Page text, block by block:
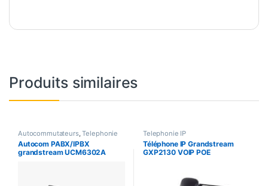
Produits similaires
Autocommutateurs,Telephonie
IP
Autocom PABX/IPBX
grandstream UCM6302A
Telephonie IP
Téléphone IP Grandstream
GXP2130 VOIP POE